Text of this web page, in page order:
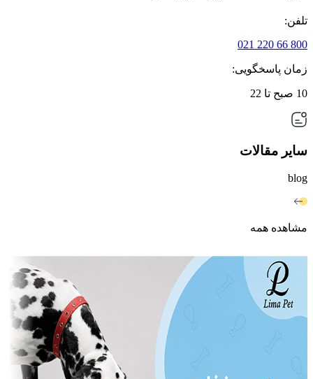
تلفن:
800 66 220 021
زمان پاسخگویی:
10 صبح تا 22
سایر مقالات
blog
مشاهده همه